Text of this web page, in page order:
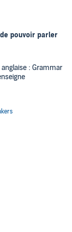
pouvoir parler
: Grammar
essentiels
et avancé.
anglaise :
?
suffit pas de
de comprendre
d'appliquer ce
et efficace